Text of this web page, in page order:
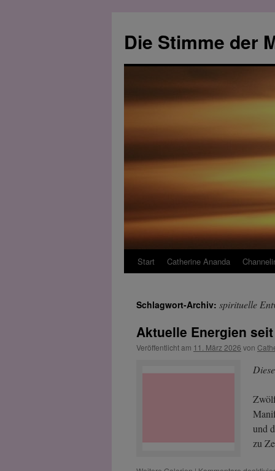
springen
Die Stimme der
Start Catherine Ananda
Schlagwort-Archiv: spirituelle
Aktuelle Energien
Veröffentlicht am 11. März 2026 von
und
zu